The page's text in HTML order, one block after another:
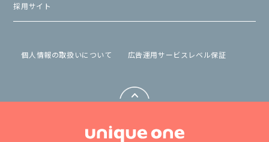
採用サイト
個⼈情報の取扱いについて 広告運用サービスレベル保証